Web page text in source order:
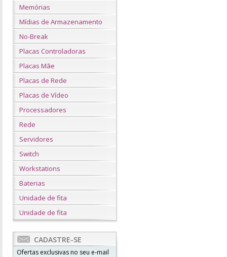
Memórias
Mídias de Armazenamento
No-Break
Placas Controladoras
Placas Mãe
Placas de Rede
Placas de Vídeo
Processadores
Rede
Servidores
Switch
Workstations
Baterias
Unidade de fita
Unidade de fita
CADASTRE-SE
Ofertas exclusivas no seu e-mail